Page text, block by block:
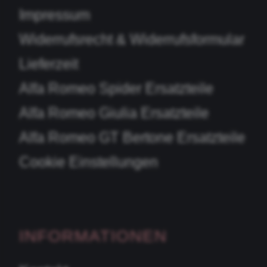
Impressum
Widerrufsrecht & Widerrufsformular
Lieferzeit
Alfa Romeo Spider Ersatzteile
Alfa Romeo Giulia Ersatzteile
Alfa Romeo GT Bertone Ersatzteile
Cookie Einstellungen
INFORMATIONEN